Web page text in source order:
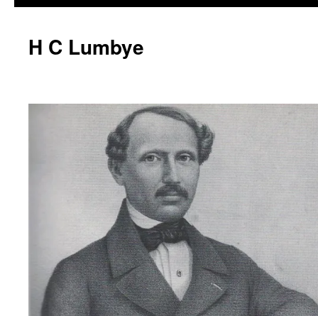
H C Lumbye